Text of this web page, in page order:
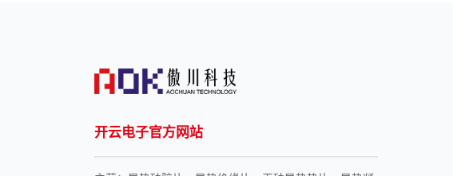
开云电子官方网站